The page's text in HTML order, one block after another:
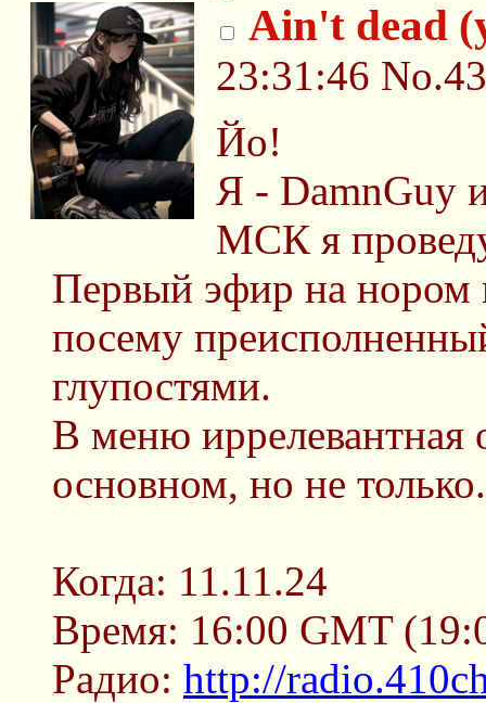
Ain't dead
23:31:46
Йо!
Я - DamnGuy
МСК я
Первый эфир на нором
посему
глупостями.
В меню иррелевантная
основном, но не только.
Когда: 11.11.24
Время: 16:00 GMT
Радио: http://